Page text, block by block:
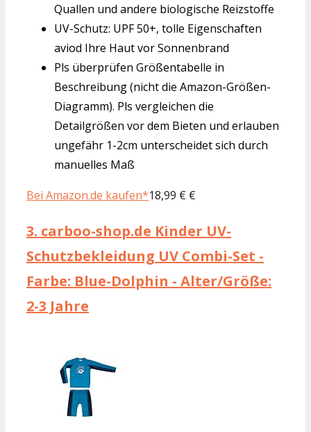
Quallen und andere biologische Reizstoffe
UV-Schutz: UPF 50+, tolle Eigenschaften
aviod Ihre Haut vor Sonnenbrand
Pls überprüfen Größentabelle in
Beschreibung (nicht die Amazon-Größen-
Diagramm). Pls vergleichen die
Detailgrößen vor dem Bieten und erlauben
ungefähr 1-2cm unterscheidet sich durch
manuelles Maß
Bei Amazon.de kaufen*18,99 € €
3. carboo-shop.de Kinder UV-
Schutzbekleidung UV Combi-Set -
Farbe: Blue-Dolphin - Alter/Größe:
2-3 Jahre